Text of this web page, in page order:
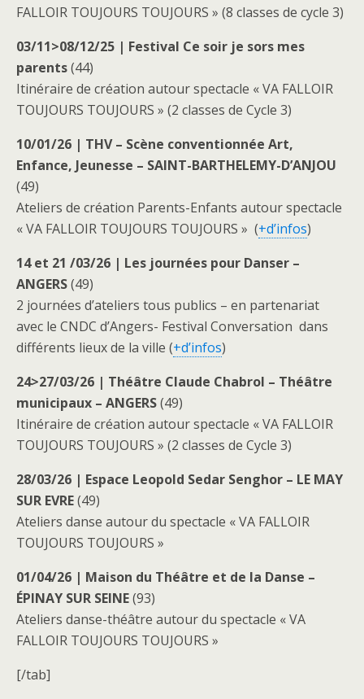
FALLOIR TOUJOURS TOUJOURS » (8 classes de cycle 3)
03/11>08/12/25 | Festival Ce soir je sors mes
parents(44)
Itinéraire de création autour spectacle « VA FALLOIR
TOUJOURS TOUJOURS » (2 classes de Cycle 3)
10/01/26 | THV – Scène conventionnée Art,
Enfance, Jeunesse – SAINT-BARTHELEMY-D’ANJOU
(49)
Ateliers de création Parents-Enfants autour spectacle
« VA FALLOIR TOUJOURS TOUJOURS » (+d’infos)
14 et 21 /03/26 | Les journées pour Danser –
ANGERS(49)
2 journées d’ateliers tous publics – en partenariat
avec le CNDC d’Angers- Festival Conversation dans
différents lieux de la ville (+d’infos)
24>27/03/26 | Théâtre Claude Chabrol – Théâtre
municipaux – ANGERS(49)
Itinéraire de création autour spectacle « VA FALLOIR
TOUJOURS TOUJOURS » (2 classes de Cycle 3)
28/03/26 | Espace Leopold Sedar Senghor – LE MAY
SUR EVRE(49)
Ateliers danse autour du spectacle « VA FALLOIR
TOUJOURS TOUJOURS »
01/04/26 | Maison du Théâtre et de la Danse –
ÉPINAY SUR SEINE(93)
Ateliers danse-théâtre autour du spectacle « VA
FALLOIR TOUJOURS TOUJOURS »
[/tab]